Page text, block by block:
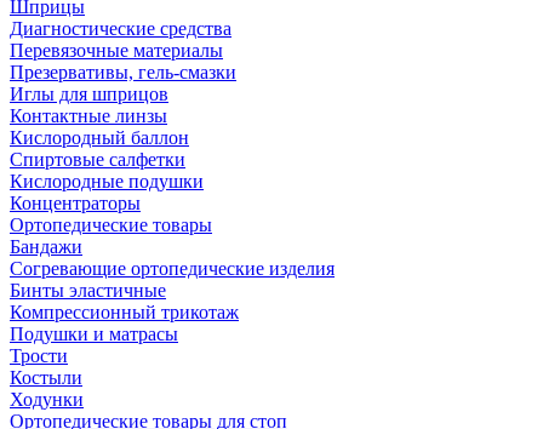
Шприцы
Диагностические средства
Перевязочные материалы
Презервативы, гель-смазки
Иглы для шприцов
Контактные линзы
Кислородный баллон
Спиртовые салфетки
Кислородные подушки
Концентраторы
Ортопедические товары
Бандажи
Согревающие ортопедические изделия
Бинты эластичные
Компрессионный трикотаж
Подушки и матрасы
Трости
Костыли
Ходунки
Ортопедические товары для стоп